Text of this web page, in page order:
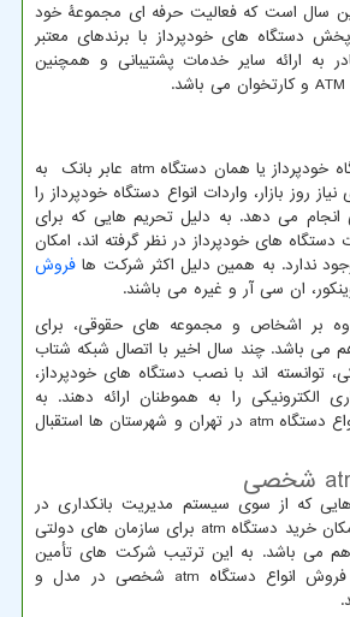
سال است که فعالیت حرفه ای مجموعۀ خود
دستگاه های خودپرداز با برندهای معتبر
به ارائه سایر خدمات پشتیبانی و همچنین
ATM و کارتخوان می باشد.
خودپرداز یا همان دستگاهatm عابر بانک به
روز بازار، واردات انواع دستگاه خودپرداز را
انجام می دهد. به دلیل تحریم هایی که برای
های خودپرداز در نظر گرفته اند، امکان
ندارد. به همین دلیل اکثر شرکت ها فروش
ان سی آر و غیره می باشند.
بر اشخاص و مجموعه های حقوقی، برای
می باشد. چند سال اخیر با اتصال شبکه شتاب
توانسته اند با نصب دستگاه های خودپرداز،
الکترونیکی را به هموطنان ارائه دهند. به
دستگاه atm در تهران و شهرستان ها استقبال
شخصی
که از سوی سیستم مدیریت بانکداری در
خرید دستگاه atm برای سازمان های دولتی
می باشد. به این ترتیب شرکت های تأمین
فروش انواع دستگاه atm شخصی در مدل و